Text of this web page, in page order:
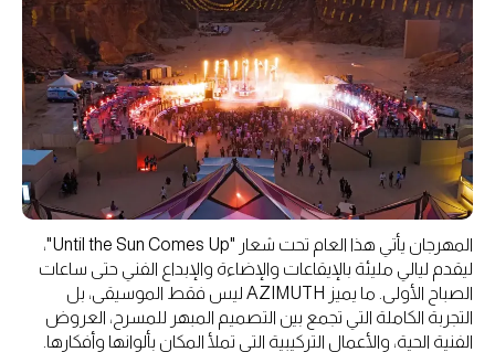
المهرجان يأتي هذا العام تحت شعار "Until the Sun Comes Up"،
ليقدم ليالي مليئة بالإيقاعات والإضاءة والإبداع الفني حتى ساعات
الصباح الأولى. ما يميز AZIMUTH ليس فقط الموسيقى، بل
التجربة الكاملة التي تجمع بين التصميم المبهر للمسرح، العروض
الفنية الحية، والأعمال التركيبية التي تملأ المكان بألوانها وأفكارها.